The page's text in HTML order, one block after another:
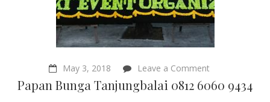
May 3, 2018 Leave a Commenton
Papan
Bunga
Papan Bunga Tanjungbalai 0812 6060 9434